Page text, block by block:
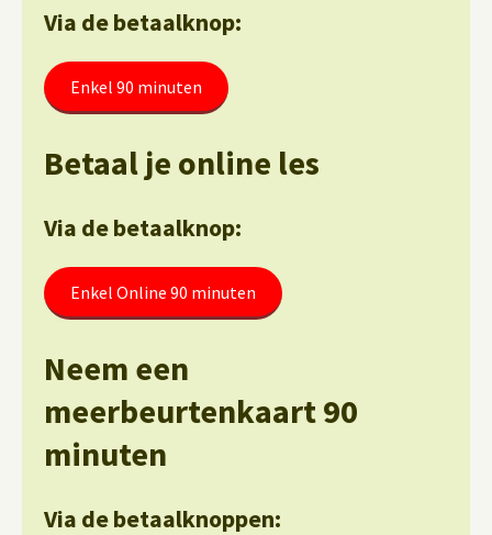
Via de betaalknop:
Enkel 90 minuten
Betaal je online les
Via de betaalknop:
Enkel Online 90 minuten
Neem een
meerbeurtenkaart 90
minuten
Via de betaalknoppen: